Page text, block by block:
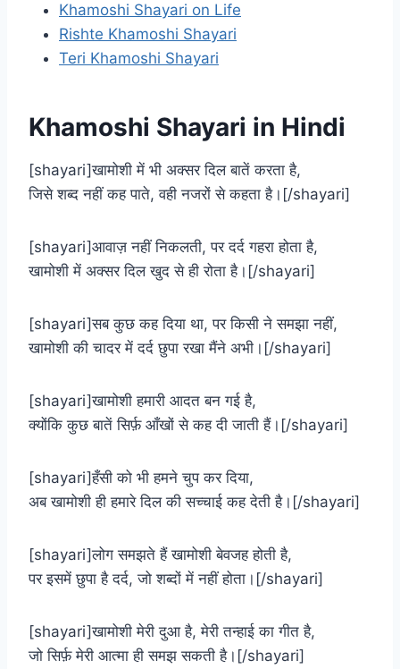
Khamoshi Shayari​ on Life
Rishte Khamoshi Shayari​
Teri Khamoshi Shayari​
Khamoshi Shayari​ in Hindi
[shayari]खामोशी में भी अक्सर दिल बातें करता है,
जिसे शब्द नहीं कह पाते, वही नजरों से कहता है।[/shayari]
[shayari]आवाज़ नहीं निकलती, पर दर्द गहरा होता है,
खामोशी में अक्सर दिल खुद से ही रोता है।[/shayari]
[shayari]सब कुछ कह दिया था, पर किसी ने समझा नहीं,
खामोशी की चादर में दर्द छुपा रखा मैंने अभी।[/shayari]
[shayari]खामोशी हमारी आदत बन गई है,
क्योंकि कुछ बातें सिर्फ़ आँखों से कह दी जाती हैं।[/shayari]
[shayari]हँसी को भी हमने चुप कर दिया,
अब खामोशी ही हमारे दिल की सच्चाई कह देती है।[/shayari]
[shayari]लोग समझते हैं खामोशी बेवजह होती है,
पर इसमें छुपा है दर्द, जो शब्दों में नहीं होता।[/shayari]
[shayari]खामोशी मेरी दुआ है, मेरी तन्हाई का गीत है,
जो सिर्फ़ मेरी आत्मा ही समझ सकती है।[/shayari]